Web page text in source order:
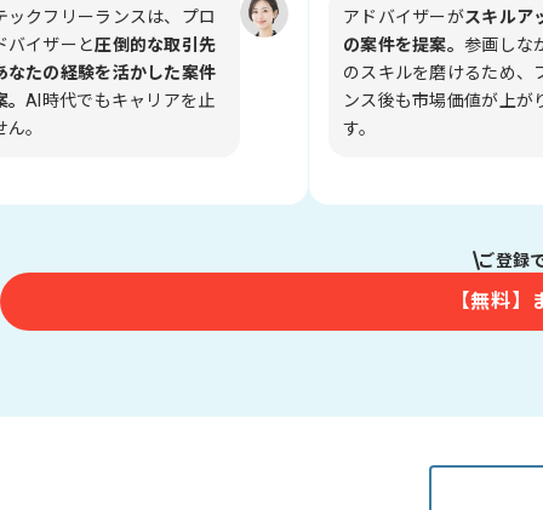
ックフリーランスは、プロ
バイザーと圧倒的な取引先
なたの経験を活かした案件
。AI時代でもキャリアを止
。
アドバイザーがスキルア
の案件を提案。 参画しな
のスキルを磨けるため、
ンス後も市場価値が上が
す。
ご登録
【無料